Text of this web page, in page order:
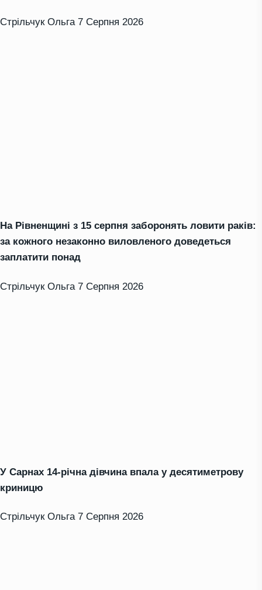
Стрільчук Ольга 7 Серпня 2026
На Рівненщині з 15 серпня заборонять ловити раків:
за кожного незаконно виловленого доведеться
заплатити понад
Стрільчук Ольга 7 Серпня 2026
У Сарнах 14-річна дівчина впала у десятиметрову
криницю
Стрільчук Ольга 7 Серпня 2026